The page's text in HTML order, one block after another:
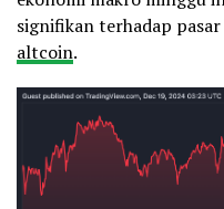
signifikan terhadap
altcoin.